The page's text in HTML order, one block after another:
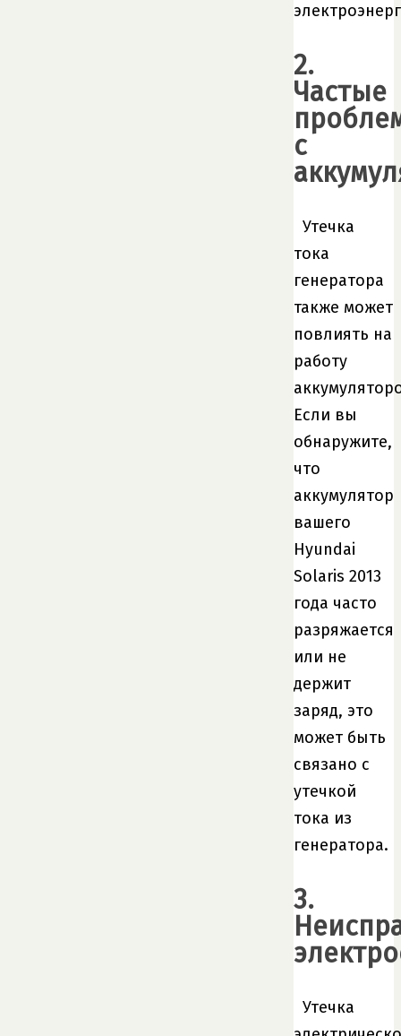
2.
Частые
с
Утечка
тока
генератора
также может
повлиять на
работу
Если вы
обнаружите,
что
аккумулятор
вашего
Hyundai
Solaris 2013
года часто
разряжается
или не
держит
заряд, это
может быть
связано с
утечкой
тока из
генератора.
3.
Утечка